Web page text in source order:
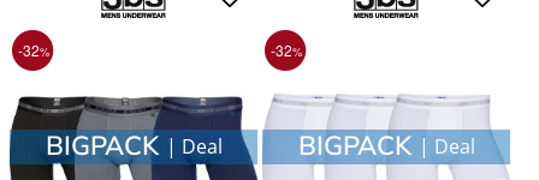
-32%
BIGPACK | Deal
-32%
BIGPACK | Deal